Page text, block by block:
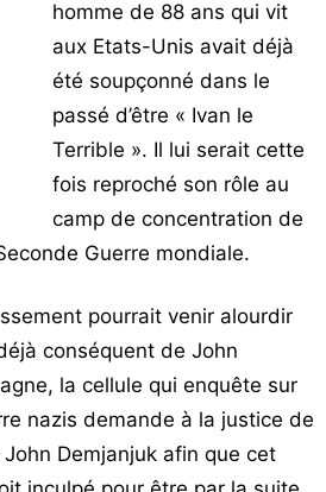
homme de 88 ans qui vit
aux Etats-Unis avait déjà
été soupçonné dans le
passé d’être « Ivan le
Terrible ». Il lui serait cette
fois reproché son rôle au
camp de concentration de
Guerre mondiale.
pourrait venir alourdir
conséquent de John
la cellule qui enquête sur
nazis demande à la justice de
John Demjanjuk afin que cet